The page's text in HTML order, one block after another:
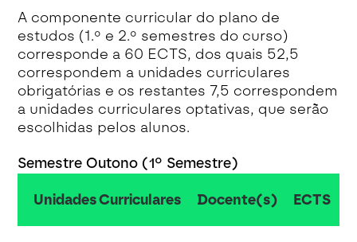
A componente curricular do plano de
estudos (1.º e 2.º semestres do curso)
corresponde a 60 ECTS, dos quais 52,5
correspondem a unidades curriculares
obrigatórias e os restantes 7,5 correspondem
a unidades curriculares optativas, que serão
escolhidas pelos alunos.
Semestre Outono (1º Semestre)
Unidades Curriculares Docente(s) ECTS